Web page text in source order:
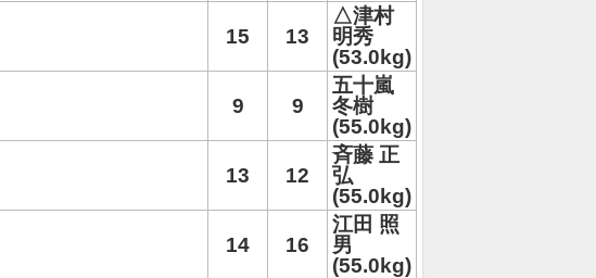
15 13
△津村
明秀
(53.0kg)
9 9
五十嵐
冬樹
(55.0kg)
13 12
斉藤 正
弘
(55.0kg)
14 16
江田 照
男
(55.0kg)